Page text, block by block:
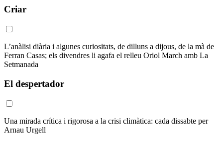
Criar
L’anàlisi diària i algunes curiositats, de dilluns a dijous, de la mà de
Ferran Casas; els divendres li agafa el relleu Oriol March amb La
Setmanada
El despertador
Una mirada crítica i rigorosa a la crisi climàtica: cada dissabte per
Arnau Urgell